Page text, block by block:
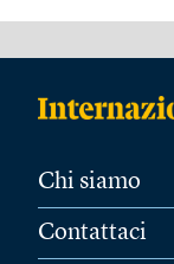
Chi siamo
Contattaci